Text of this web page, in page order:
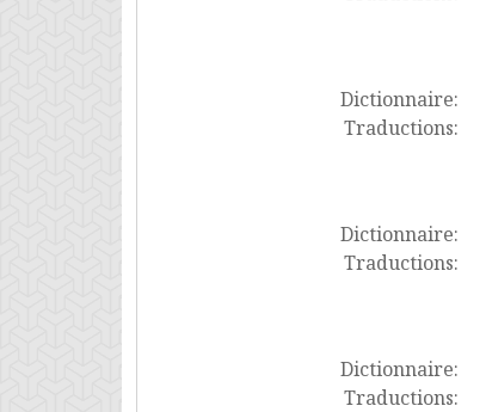
Dictionnaire:
Traductions:
Dictionnaire:
Traductions:
Dictionnaire:
Traductions: